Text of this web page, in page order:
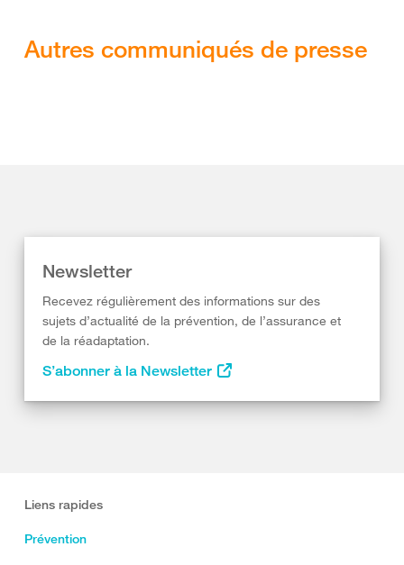
Autres communiqués de presse
Newsletter
Recevez régulièrement des informations sur des
sujets d’actualité de la prévention, de l’assurance et
de la réadaptation.
S’abonner à la Newsletter
Liens rapides
Prévention